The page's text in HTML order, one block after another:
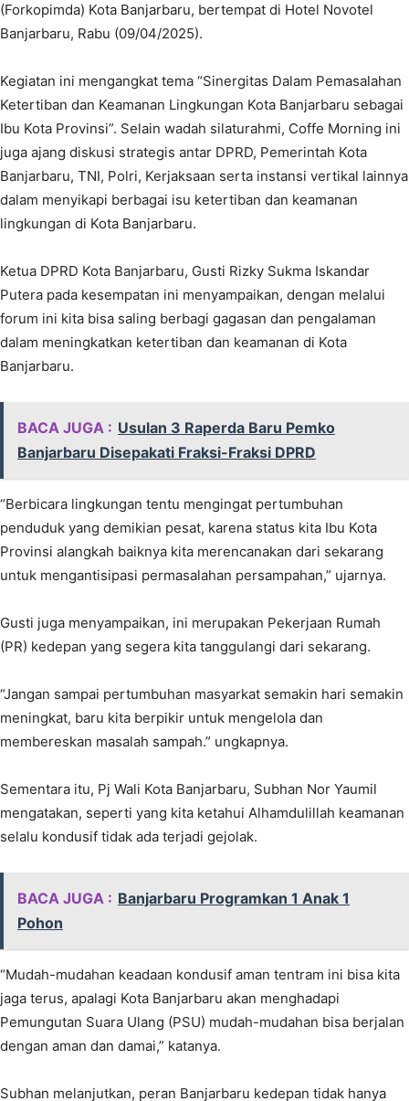
(Forkopimda) Kota Banjarbaru, bertempat di Hotel Novotel
Banjarbaru, Rabu (09/04/2025).
Kegiatan ini mengangkat tema “Sinergitas Dalam Pemasalahan
Ketertiban dan Keamanan Lingkungan Kota Banjarbaru sebagai
Ibu Kota Provinsi”. Selain wadah silaturahmi, Coffe Morning ini
juga ajang diskusi strategis antar DPRD, Pemerintah Kota
Banjarbaru, TNI, Polri, Kerjaksaan serta instansi vertikal lainnya
dalam menyikapi berbagai isu ketertiban dan keamanan
lingkungan di Kota Banjarbaru.
Ketua DPRD Kota Banjarbaru, Gusti Rizky Sukma Iskandar
Putera pada kesempatan ini menyampaikan, dengan melalui
forum ini kita bisa saling berbagi gagasan dan pengalaman
dalam meningkatkan ketertiban dan keamanan di Kota
Banjarbaru.
BACA JUGA : Usulan 3 Raperda Baru Pemko
Banjarbaru Disepakati Fraksi-Fraksi DPRD
“Berbicara lingkungan tentu mengingat pertumbuhan
penduduk yang demikian pesat, karena status kita Ibu Kota
Provinsi alangkah baiknya kita merencanakan dari sekarang
untuk mengantisipasi permasalahan persampahan,” ujarnya.
Gusti juga menyampaikan, ini merupakan Pekerjaan Rumah
(PR) kedepan yang segera kita tanggulangi dari sekarang.
“Jangan sampai pertumbuhan masyarkat semakin hari semakin
meningkat, baru kita berpikir untuk mengelola dan
membereskan masalah sampah.” ungkapnya.
Sementara itu, Pj Wali Kota Banjarbaru, Subhan Nor Yaumil
mengatakan, seperti yang kita ketahui Alhamdulillah keamanan
selalu kondusif tidak ada terjadi gejolak.
BACA JUGA : Banjarbaru Programkan 1 Anak 1
Pohon
“Mudah-mudahan keadaan kondusif aman tentram ini bisa kita
jaga terus, apalagi Kota Banjarbaru akan menghadapi
Pemungutan Suara Ulang (PSU) mudah-mudahan bisa berjalan
dengan aman dan damai,” katanya.
Subhan melanjutkan, peran Banjarbaru kedepan tidak hanya